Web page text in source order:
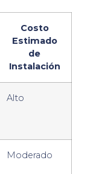
Costo
Estimado
de
Instalación
Alto
Moderado